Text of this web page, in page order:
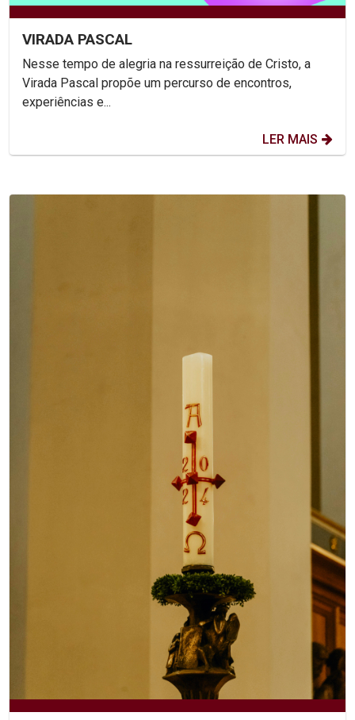
VIRADA PASCAL
Nesse tempo de alegria na ressurreição de Cristo, a
Virada Pascal propõe um percurso de encontros,
experiências e...
LER MAIS